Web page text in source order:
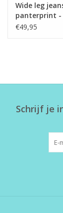
Wide leg
panterprint -
lang
€49,95
Schrijf je